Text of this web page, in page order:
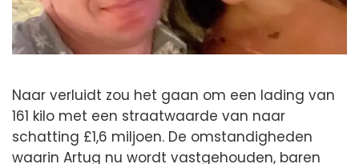
Naar verluidt zou het gaan om een lading van
161 kilo met een straatwaarde van naar
schatting £1,6 miljoen. De omstandigheden
waarin Artug nu wordt vastgehouden, baren